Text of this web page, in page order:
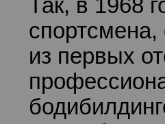
Так, в 1968
спортсмена,
из первых